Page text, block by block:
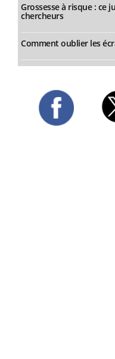
Grossesse à risque : ce
chercheurs
Comment oublier les